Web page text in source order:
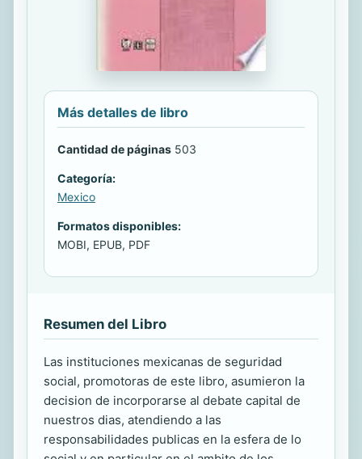
Más detalles de libro
Cantidad de páginas 503
Categoría:
Mexico
Formatos disponibles:
MOBI, EPUB, PDF
Resumen del Libro
Las instituciones mexicanas de seguridad
social, promotoras de este libro, asumieron la
decision de incorporarse al debate capital de
nuestros dias, atendiendo a las
responsabilidades publicas en la esfera de lo